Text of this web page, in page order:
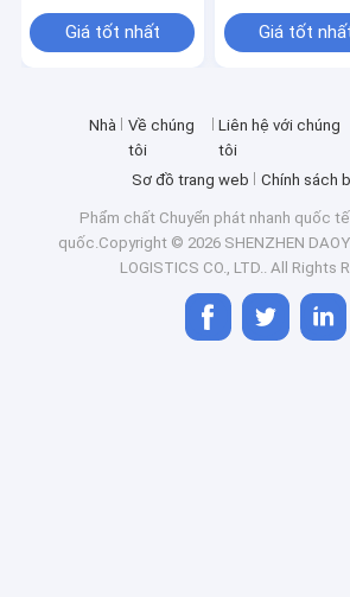
Giá tốt nhất Giá tốt
Nhà
Về chúng
tôi
Liên hệ với chúng
tôi
Sơ đồ trang web
Chính sách
Phẩm chất Chuyển phát nhanh quốc tế
quốc.Copyright © 2026 SHENZHEN
LOGISTICS CO., LTD.. All Rights